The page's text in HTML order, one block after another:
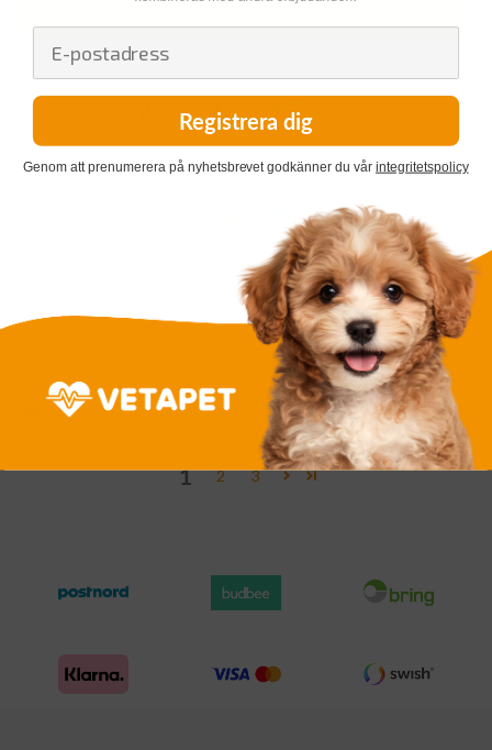
Recensioner på andra språk
1 2 3
Registrera dig
Genom att prenumerera på nyhetsbrevet godkänner du vår integritetspolicy